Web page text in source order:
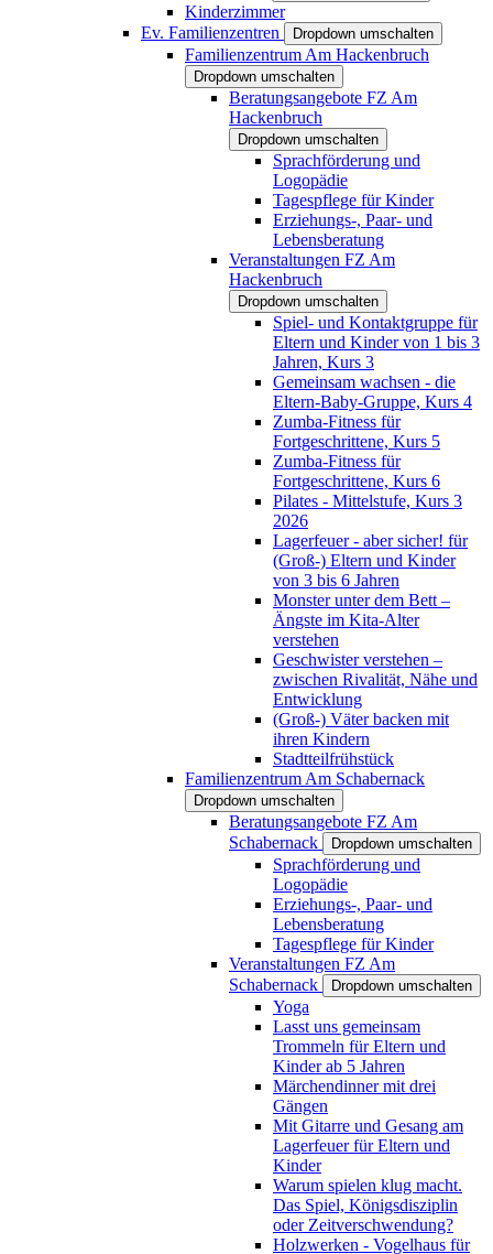
Kinderzimmer
Ev. Familienzentren
Dropdown umschalten
Familienzentrum Am Hackenbruch
Dropdown umschalten
Beratungsangebote FZ Am
Hackenbruch
Dropdown umschalten
Sprachförderung und
Logopädie
Tagespflege für Kinder
Erziehungs-, Paar- und
Lebensberatung
Veranstaltungen FZ Am
Hackenbruch
Dropdown umschalten
Spiel- und Kontaktgruppe für
Eltern und Kinder von 1 bis 3
Jahren, Kurs 3
Gemeinsam wachsen - die
Eltern-Baby-Gruppe, Kurs 4
Zumba-Fitness für
Fortgeschrittene, Kurs 5
Zumba-Fitness für
Fortgeschrittene, Kurs 6
Pilates - Mittelstufe, Kurs 3
2026
Lagerfeuer - aber sicher! für
(Groß-) Eltern und Kinder
von 3 bis 6 Jahren
Monster unter dem Bett –
Ängste im Kita-Alter
verstehen
Geschwister verstehen –
zwischen Rivalität, Nähe und
Entwicklung
(Groß-) Väter backen mit
ihren Kindern
Stadtteilfrühstück
Familienzentrum Am Schabernack
Dropdown umschalten
Beratungsangebote FZ Am
Schabernack
Dropdown umschalten
Sprachförderung und
Logopädie
Erziehungs-, Paar- und
Lebensberatung
Tagespflege für Kinder
Veranstaltungen FZ Am
Schabernack
Dropdown umschalten
Yoga
Lasst uns gemeinsam
Trommeln für Eltern und
Kinder ab 5 Jahren
Märchendinner mit drei
Gängen
Mit Gitarre und Gesang am
Lagerfeuer für Eltern und
Kinder
Warum spielen klug macht.
Das Spiel, Königsdisziplin
oder Zeitverschwendung?
Holzwerken - Vogelhaus für